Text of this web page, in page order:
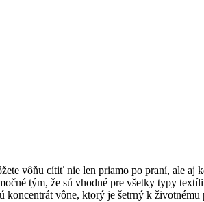
vôňu cítiť nie len priamo po praní, ale aj
tým, že sú vhodné pre všetky typy
vône, ktorý je šetrný k životnému